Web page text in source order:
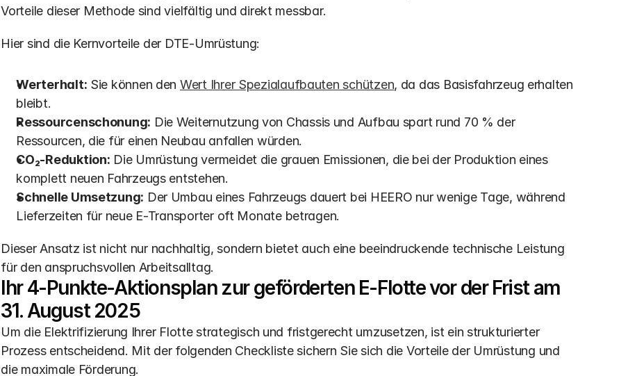
Vorteile dieser Methode sind vielfältig und direkt messbar.
Hier sind die Kernvorteile der DTE-Umrüstung:
Werterhalt: Sie können den Wert Ihrer Spezialaufbauten schützen, da das Basisfahrzeug erhalten
bleibt.
Ressourcenschonung: Die Weiternutzung von Chassis und Aufbau spart rund 70 % der
Ressourcen, die für einen Neubau anfallen würden.
CO₂-Reduktion: Die Umrüstung vermeidet die grauen Emissionen, die bei der Produktion eines
komplett neuen Fahrzeugs entstehen.
Schnelle Umsetzung: Der Umbau eines Fahrzeugs dauert bei HEERO nur wenige Tage, während
Lieferzeiten für neue E-Transporter oft Monate betragen.
Dieser Ansatz ist nicht nur nachhaltig, sondern bietet auch eine beeindruckende technische Leistung
für den anspruchsvollen Arbeitsalltag.
Ihr 4-Punkte-Aktionsplan zur geförderten E-Flotte vor der Frist am
31. August 2025
Um die Elektrifizierung Ihrer Flotte strategisch und fristgerecht umzusetzen, ist ein strukturierter
Prozess entscheidend. Mit der folgenden Checkliste sichern Sie sich die Vorteile der Umrüstung und
die maximale Förderung.